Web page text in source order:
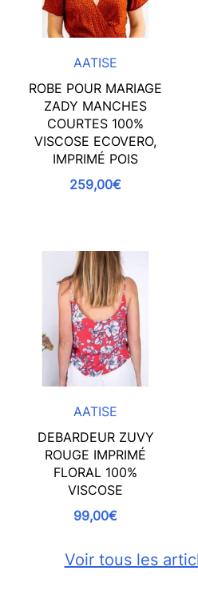
AATISE
ROBE POUR MARIAGE
ZADY MANCHES
COURTES 100%
VISCOSE ECOVERO,
IMPRIMÉ POIS
259,00€
AATISE
DEBARDEUR ZUVY
ROUGE IMPRIMÉ
FLORAL 100%
VISCOSE
99,00€
Voir tous les